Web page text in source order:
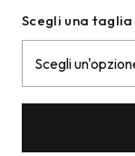
Scegli una taglia